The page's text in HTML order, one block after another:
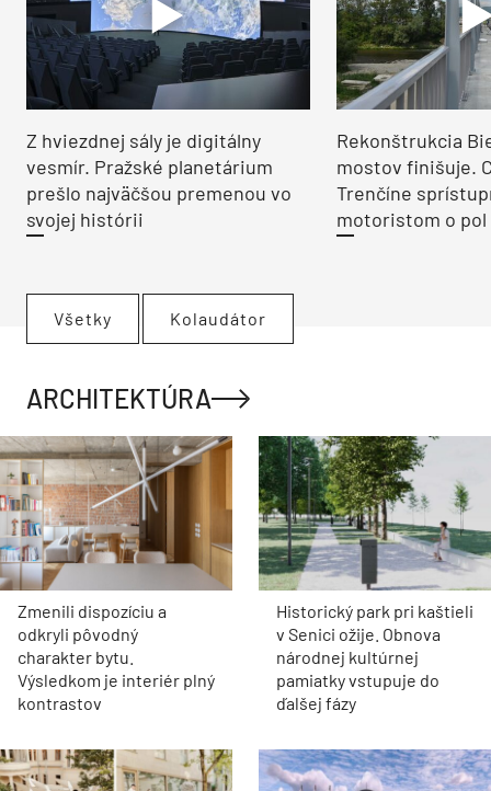
Z hviezdnej sály je digitálny
vesmír. Pražské planetárium
prešlo najväčšou premenou vo
svojej histórii
Rekonštrukcia
mostov finišuje.
Trenčíne
motoristom o pol
Všetky Kolaudátor
ARCHITEKTÚRA
Zmenili dispozíciu a
odkryli pôvodný
charakter bytu.
Výsledkom je interiér plný
kontrastov
Historický park pri kaštieli
v Senici ožije. Obnova
národnej kultúrnej
pamiatky vstupuje do
ďalšej fázy